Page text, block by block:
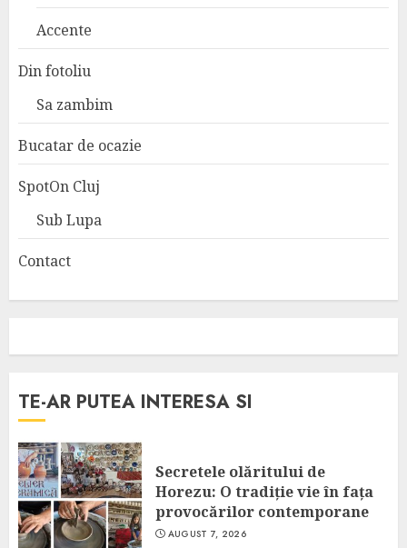
Accente
Din fotoliu
Sa zambim
Bucatar de ocazie
SpotOn Cluj
Sub Lupa
Contact
TE-AR PUTEA INTERESA SI
Secretele olăritului de
Horezu: O tradiție vie în fața
provocărilor contemporane
AUGUST 7, 2026